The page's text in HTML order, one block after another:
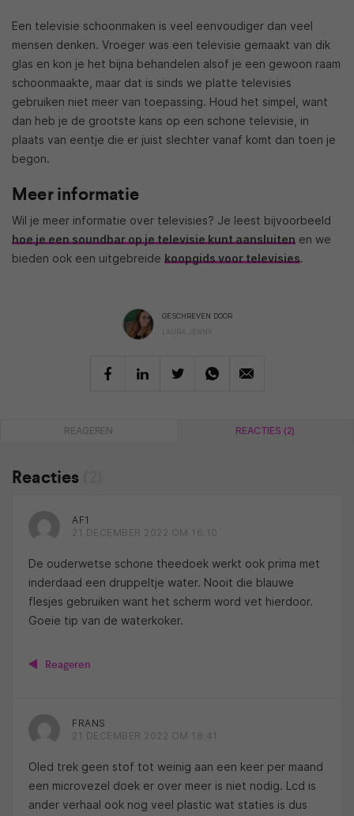
Een televisie schoonmaken is veel eenvoudiger dan veel
mensen denken. Vroeger was een televisie gemaakt van dik
glas en kon je het bijna behandelen alsof je een gewoon raam
schoonmaakte, maar dat is sinds we platte televisies
gebruiken niet meer van toepassing. Houd het simpel, want
dan heb je de grootste kans op een schone televisie, in
plaats van eentje die er juist slechter vanaf komt dan toen je
begon.
Meer informatie
Wil je meer informatie over televisies? Je leest bijvoorbeeld
hoe je een soundbar op je televisie kunt aansluiten en we
bieden ook een uitgebreide koopgids voor televisies.
GESCHREVEN DOOR
LAURA JENNY
REAGEREN REACTIES (2)
Reacties
AF1
21 DECEMBER 2022 OM 16:10
De ouderwetse schone theedoek werkt ook prima met
inderdaad een druppeltje water. Nooit die blauwe
flesjes gebruiken want het scherm word vet hierdoor.
Goeie tip van de waterkoker.
Reageren
FRANS
21 DECEMBER 2022 OM 18:41
Oled trek geen stof tot weinig aan een keer per maand
een microvezel doek er over meer is niet nodig. Lcd is
ander verhaal ook nog veel plastic wat staties is dus